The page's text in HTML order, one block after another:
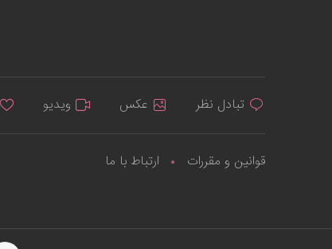
تبادل نظر عکس ویدیو
قوانین و مقررات ارتباط با ما